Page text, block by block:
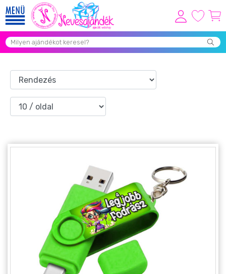
Viszonteladóknak
Grill Party Kellékek ❤️
Egyedi Ajándékok Rendelés
Vicces Pólók
Budapest Ajándéktárgyak
Szülinapi ajándékok
Ajándék Ötletek Férfiaknak
Ajándék Nőknek